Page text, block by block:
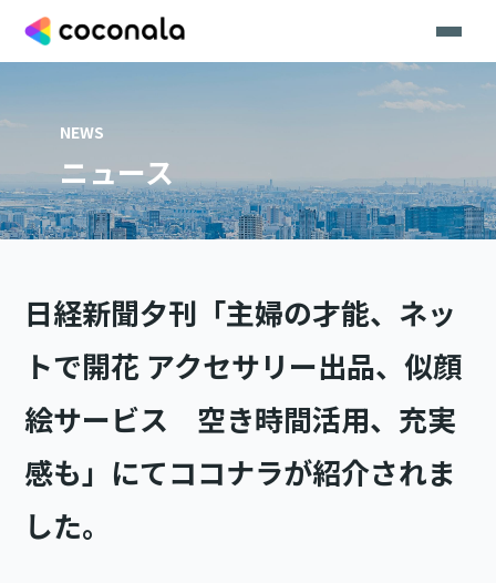
NEWS
ニュース
日経新聞夕刊「主婦の才能、ネッ
トで開花 アクセサリー出品、似顔
絵サービス 空き時間活用、充実
感も」にてココナラが紹介されま
した。